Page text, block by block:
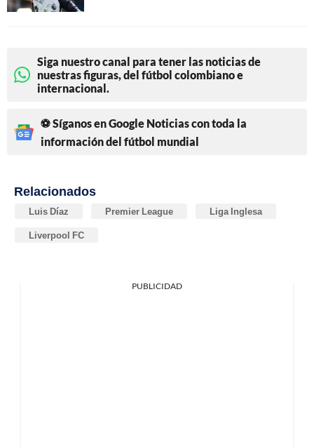
Siga nuestro canal para tener las noticias de
nuestras figuras, del fútbol colombiano e
internacional.
⚽ Síganos en Google Noticias con toda la
información del fútbol mundial
Relacionados
Luis Díaz Premier League Liga Inglesa
Liverpool FC
PUBLICIDAD